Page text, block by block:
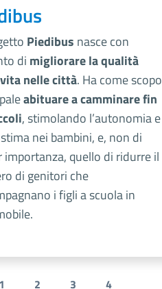
Piedibus nasce con
di migliorare la qualità
nelle città. Ha come scopo
abituare a camminare fin
, stimolando l’autonomia e
nei bambini, e, non di
importanza, quello di ridurre il
di genitori che
i figli a scuola in
1 2 3 4